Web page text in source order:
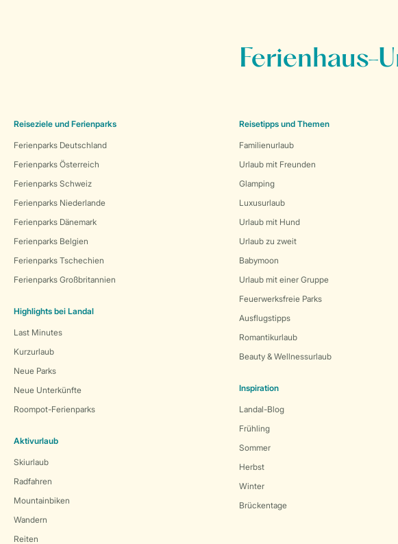
Ferienhaus-
Reiseziele und Ferienparks
Ferienparks Deutschland
Ferienparks Österreich
Ferienparks Schweiz
Ferienparks Niederlande
Ferienparks Dänemark
Ferienparks Belgien
Ferienparks Tschechien
Ferienparks Großbritannien
Highlights bei Landal
Last Minutes
Kurzurlaub
Neue Parks
Neue Unterkünfte
Roompot-Ferienparks
Aktivurlaub
Skiurlaub
Radfahren
Mountainbiken
Wandern
Reiten
Reisetipps und Themen
Familienurlaub
Urlaub mit Freunden
Glamping
Luxusurlaub
Urlaub mit Hund
Urlaub zu zweit
Babymoon
Urlaub mit einer Gruppe
Feuerwerksfreie Parks
Ausflugstipps
Romantikurlaub
Beauty & Wellnessurlaub
Inspiration
Landal-Blog
Frühling
Sommer
Herbst
Winter
Brückentage